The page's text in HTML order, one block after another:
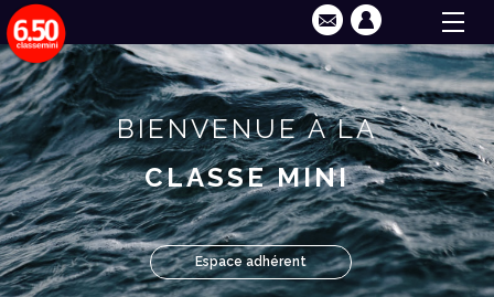
BIENVENUE À LA
CLASSE MINI
Espace adhérent